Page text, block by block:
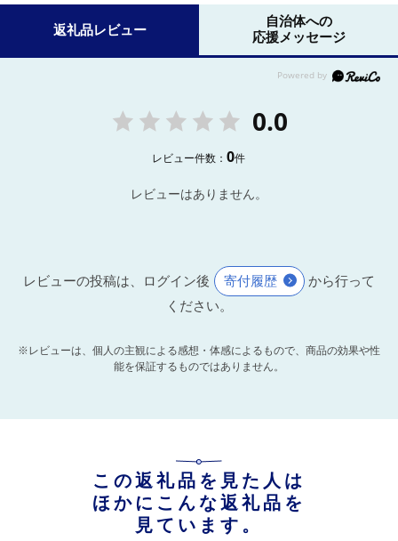
返礼品レビュー
自治体への
応援メッセージ
0.0
レビュー件数：0件
レビューはありません。
レビューの投稿は、ログイン後 寄付履歴
から行って
ください。
※レビューは、個人の主観による感想・体感によるもので、商品の効果や性
能を保証するものではありません。
この返礼品を見た人は
ほかにこんな返礼品を
見ています。